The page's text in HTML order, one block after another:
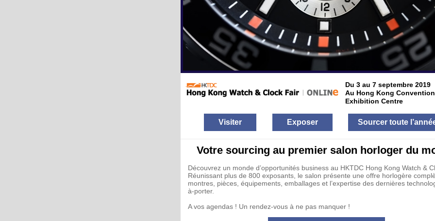
Du 3 au 7 septembre 2019
Au Hong Kong
Exhibition Centre
Visiter Exposer Sourcer toute
Votre sourcing au premier salon horloger du
Découvrez un monde d’opportunités business au HKTDC Hong Kong Watch &
Réunissant plus de 800 exposants, le salon présente une offre horlogère
montres, pièces, équipements, emballages et l’expertise des dernières
à-porter.
A vos agendas ! Un rendez-vous à ne pas manquer !